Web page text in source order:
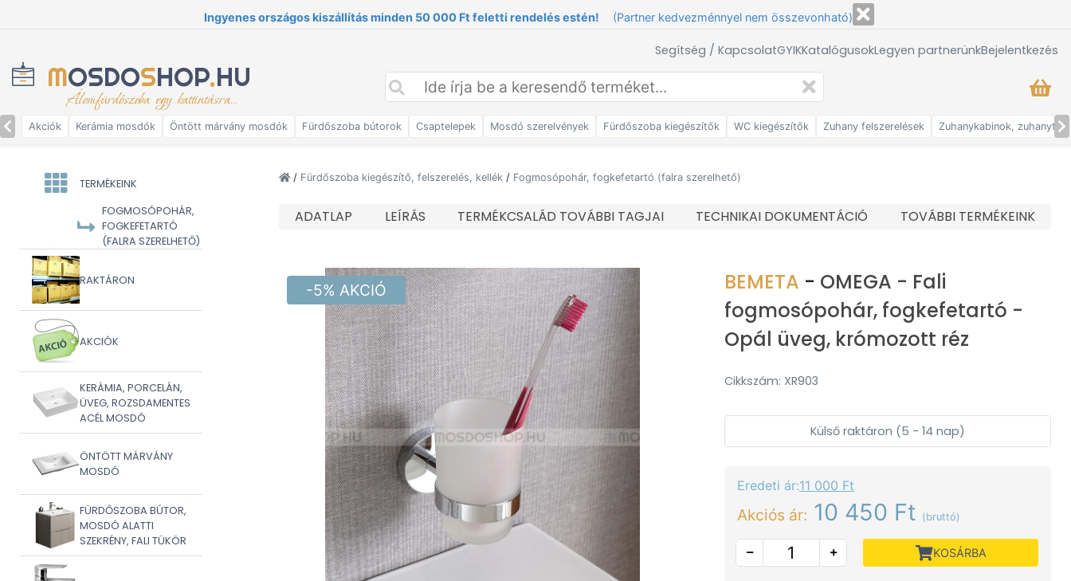
Ingyenes országos kiszállítás minden 50 000 Ft feletti rendelés estén! (Partner kedvezménnyel nem összevonható)
Segítség / KapcsolatGYIKKatalógusokLegyen partnerünkBejelentkezés
MOSDOSHOP.HU
Álomfürdőszoba egy kattintásra...
Akciók Kerámia mosdók Öntött márvány mosdók Fürdőszoba bútorok Csaptelepek Mosdó szerelvények Fürdőszoba kiegészítők WC kiegészítők Zuhany felszerelések Zuhanykabinok,
TERMÉKEINK
FOGMOSÓPOHÁR,
FOGKEFETARTÓ
(FALRA SZERELHETŐ)
RAKTÁRON
AKCIÓK
KERÁMIA, PORCELÁN,
ÜVEG, ROZSDAMENTES
ACÉL MOSDÓ
ÖNTÖTT MÁRVÁNY
MOSDÓ
FÜRDŐSZOBA BÚTOR,
MOSDÓ ALATTI
SZEKRÉNY, FALI TÜKÖR
/ Fürdőszoba kiegészítő, felszerelés, kellék / Fogmosópohár, fogkefetartó (falra szerelhető)
ADATLAP LEÍRÁS TERMÉKCSALÁD TOVÁBBI TAGJAI TECHNIKAI DOKUMENTÁCIÓ TOVÁBBI TERMÉKEINK
-5% AKCIÓ BEMETA - OMEGA - Fali
fogmosópohár, fogkefetartó -
Opál üveg, krómozott réz
Cikkszám: XR903
Külső raktáron (5 - 14 nap)
Eredeti ár:11 000 Ft
Akciós ár: 10 450 Ft (bruttó)
KOSÁRBA